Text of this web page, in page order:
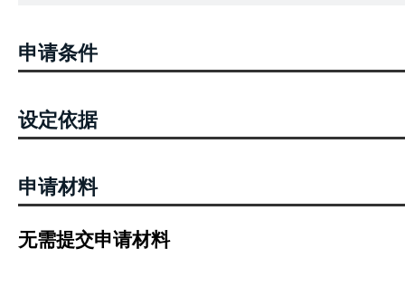
申请条件
设定依据
申请材料
无需提交申请材料